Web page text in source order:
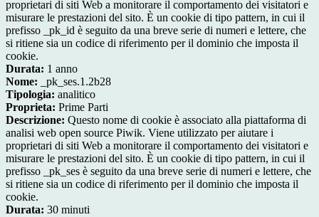
proprietari di siti Web a monitorare il comportamento dei visitatori e
misurare le prestazioni del sito. È un cookie di tipo pattern, in cui il
prefisso _pk_id è seguito da una breve serie di numeri e lettere, che
si ritiene sia un codice di riferimento per il dominio che imposta il
cookie.
Durata: 1 anno
Nome: _pk_ses.1.2b28
Tipologia: analitico
Proprieta: Prime Parti
Descrizione: Questo nome di cookie è associato alla piattaforma di
analisi web open source Piwik. Viene utilizzato per aiutare i
proprietari di siti Web a monitorare il comportamento dei visitatori e
misurare le prestazioni del sito. È un cookie di tipo pattern, in cui il
prefisso _pk_ses è seguito da una breve serie di numeri e lettere, che
si ritiene sia un codice di riferimento per il dominio che imposta il
cookie.
Durata: 30 minuti